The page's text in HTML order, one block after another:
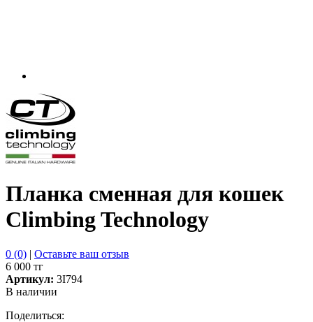
Планка сменная для кошек
Climbing Technology
0 (0) | Оставьте ваш отзыв
6 000 тг
Артикул: 3I794
В наличии
Поделиться: